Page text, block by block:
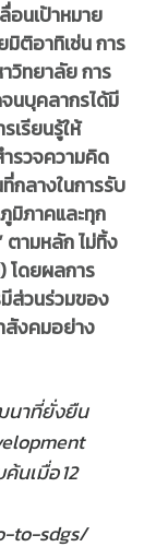
นเป้าหมาย
ติอาทิเช่น การ
วิทยาลัย การ
นบุคลากรได้มี
เรียนรู้ให้
รวจความคิด
กลางในการรับ
มิภาคและทุก
ตามหลัก ไม่ทิ้ง
โดยผลการ
ส่วนร่วมของ
สังคมอย่าง
นาที่ยั่งยืน
นเมื่อ 12
to-sdgs/